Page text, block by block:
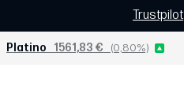
Trustpilot
Platino 1561,83 € (0,80%)